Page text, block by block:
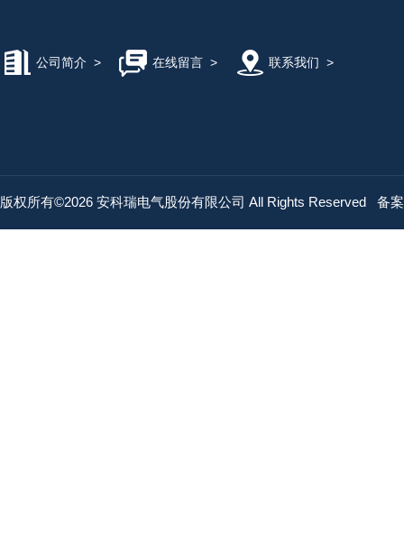
公司简介 > 在线留言> 联系我们 >
版权所有©2026 安科瑞电气股份有限公司 All Rights Reserved 备